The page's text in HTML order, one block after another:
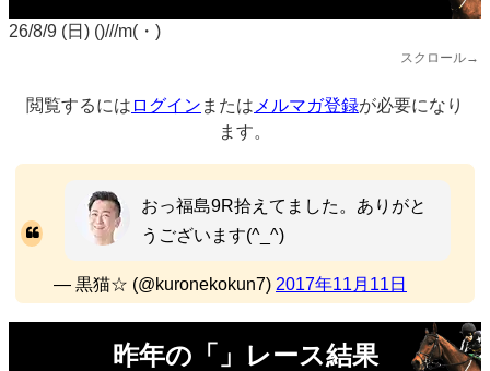
26/8/9 (日) ()///m(・)
スクロール→
閲覧するには ログイン または メルマガ登録が必要になり
ます。
おっ福島9R拾えてました。ありがと
うございます(^_^)
— 黒猫☆ (@kuronekokun7) 2017年11月11日
昨年の「」レース結果